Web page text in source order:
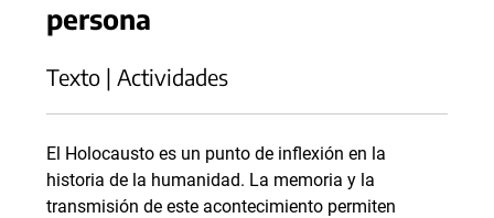
persona
Texto | Actividades
El Holocausto es un punto de inflexión en la
historia de la humanidad. La memoria y la
transmisión de este acontecimiento permiten